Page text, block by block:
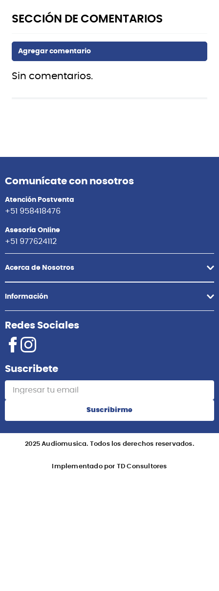
Sin comentarios.
SQ CV BAR CSTM TELE LRL
BLK GUITARRA ELECTRICA
Agregar
Comunícate con nosotros
Atención Postventa
+51 958418476